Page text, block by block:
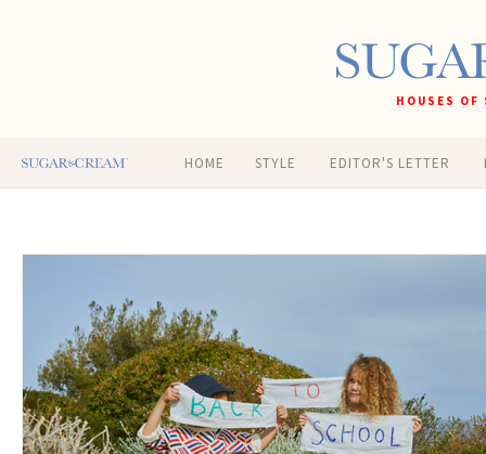
HOUSES
HOME STYLE EDITOR'S LETTER